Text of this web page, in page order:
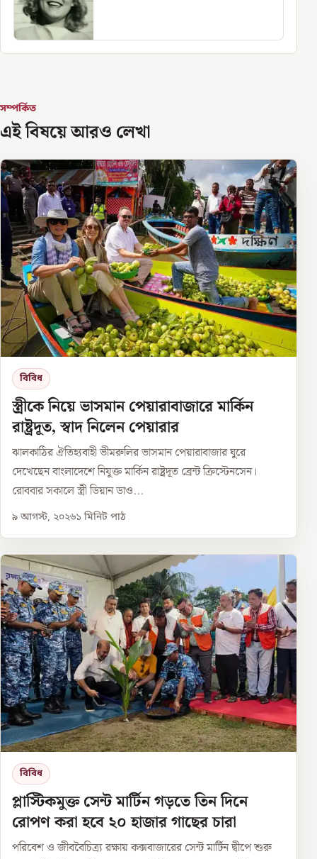
সম্পর্কিত
এই বিষয়ে আরও লেখা
বিবিধ
স্ত্রীকে নিয়ে ভাসমান পেয়ারাবাজারে মার্কিন
রাষ্ট্রদূত, স্বাদ নিলেন পেয়ারার
ঝালকাঠির ঐতিহ্যবাহী ভীমরুলির ভাসমান পেয়ারাবাজার ঘুরে
দেখেছেন বাংলাদেশে নিযুক্ত মার্কিন রাষ্ট্রদূত ব্রেন্ট ক্রিস্টেনসেন।
রোববার সকালে স্ত্রী ডিয়ান ডাও...
৯ আগস্ট, ২০২৬১ মিনিট পাঠ
বিবিধ
প্লাস্টিকমুক্ত সেন্ট মার্টিন গড়তে তিন দিনে
রোপণ করা হবে ২০ হাজার গাছের চারা
পরিবেশ ও জীববৈচিত্র্য রক্ষায় কক্সবাজারের সেন্ট মার্টিন দ্বীপে শুরু